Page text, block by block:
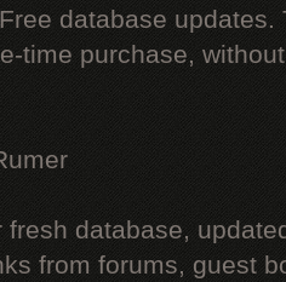
database updates.
time purchase,
fresh database,
from forums, guest